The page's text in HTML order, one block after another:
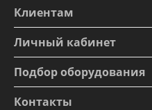
Клиентам
Личный кабинет
Подбор оборудования
Контакты